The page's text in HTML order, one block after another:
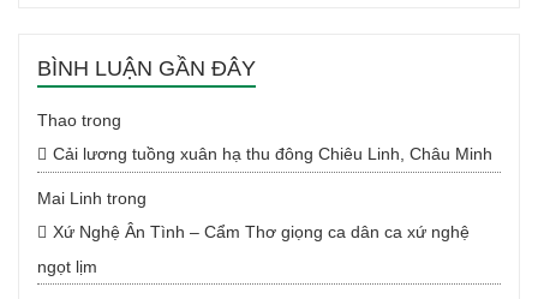
BÌNH LUẬN GẦN ĐÂY
Thao trong
Cải lương tuồng xuân hạ thu đông Chiêu Linh, Châu Minh
Mai Linh trong
Xứ Nghệ Ân Tình – Cẩm Thơ giọng ca dân ca xứ nghệ
ngọt lịm